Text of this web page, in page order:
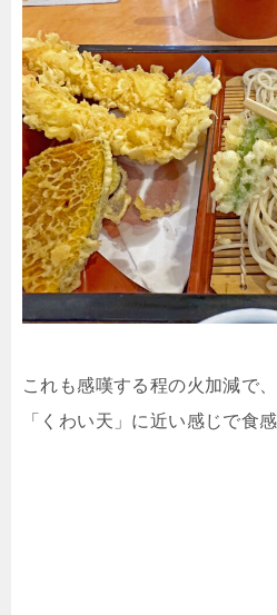
これも感嘆する程の火加減で
「くわい天」に近い感じで食